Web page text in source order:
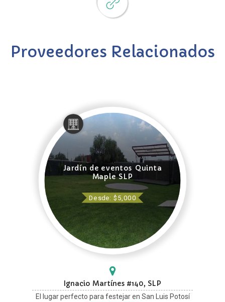
Proveedores Relacionados
Jardín de eventos Quinta
Maple SLP
Desde: $5,000
Ignacio Martínes #140, SLP
El lugar perfecto para festejar en San Luis Potosí